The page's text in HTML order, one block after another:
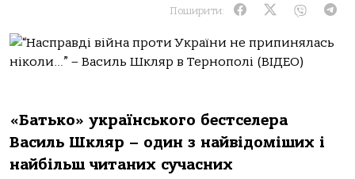
Поширити:
«Батько» українського бестселера
Василь Шкляр – один з найвідоміших і
найбільш читаних сучасних